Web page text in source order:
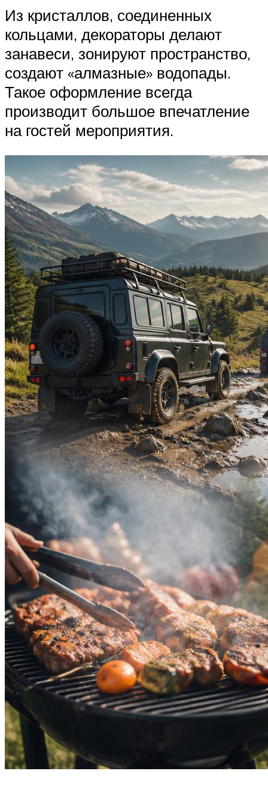
Из кристаллов, соединенных
кольцами, декораторы делают
занавеси, зонируют пространство,
создают «алмазные» водопады.
Такое оформление всегда
производит большое впечатление
на гостей мероприятия.